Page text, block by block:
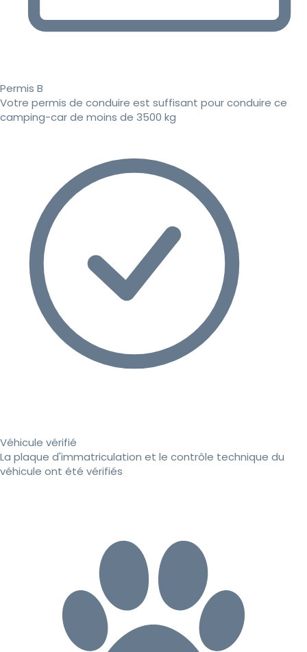
Permis B
Votre permis de conduire est suffisant pour conduire ce
camping-car de moins de 3500 kg
Véhicule vérifié
La plaque d'immatriculation et le contrôle technique du
véhicule ont été vérifiés